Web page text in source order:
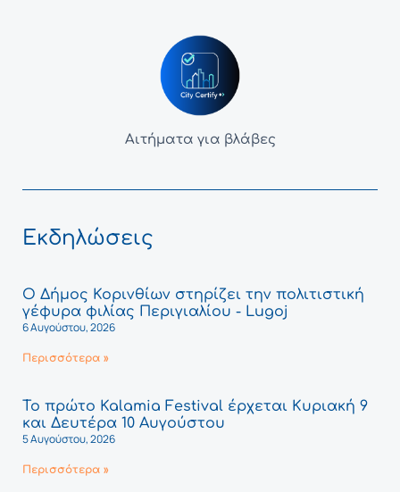
Αιτήματα για βλάβες
Εκδηλώσεις
Ο Δήμος Κορινθίων στηρίζει την πολιτιστική
γέφυρα φιλίας Περιγιαλίου - Lugoj
6 Αυγούστου, 2026
Περισσότερα »
Το πρώτο Kalamia Festival έρχεται Κυριακή 9
και Δευτέρα 10 Αυγούστου
5 Αυγούστου, 2026
Περισσότερα »